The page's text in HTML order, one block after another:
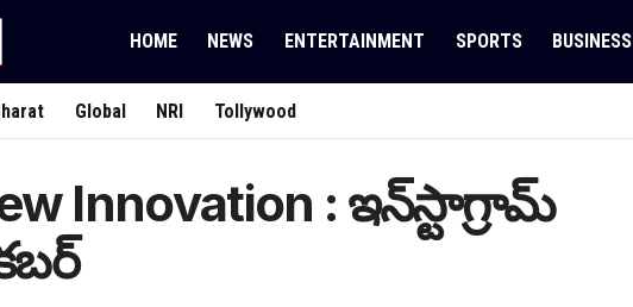
HOME NEWS ENTERTAINMENT SPORTS BUSINESS
Global NRI Tollywood
Innovation : ఇన్‌స్టాగ్రామ్